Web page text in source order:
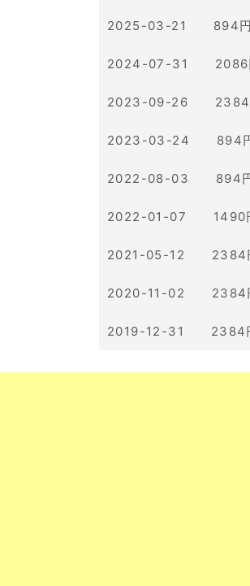
2025-03-21 894円
2024-07-31 2086
2023-09-26 2384
2023-03-24 894
2022-08-03 894
2022-01-07 1490
2021-05-12 2384
2020-11-02 2384
2019-12-31 2384